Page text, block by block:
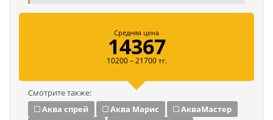
Средняя цена
14367
10200 – 21700 тг.
Смотрите также:
Аква спрей
Аква Марис
АкваМастер